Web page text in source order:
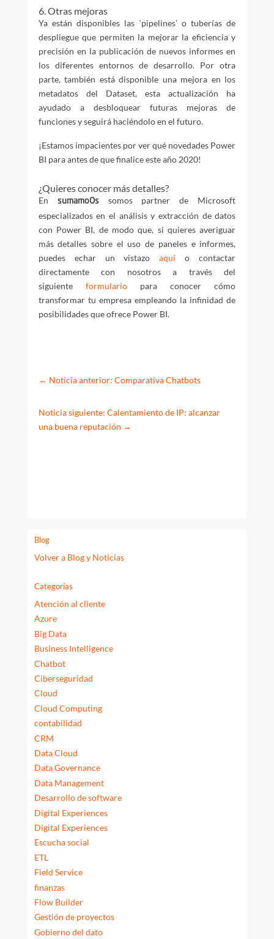
6. Otras mejoras
Ya están disponibles las ‘pipelines’ o tuberías de
despliegue que permiten la mejorar la eficiencia y
precisión en la publicación de nuevos informes en
los diferentes entornos de desarrollo. Por otra
parte, también está disponible una mejora en los
metadatos del Dataset, esta actualización ha
ayudado a desbloquear futuras mejoras de
funciones y seguirá haciéndolo en el futuro.
¡Estamos impacientes por ver qué novedades Power
BI para antes de que finalice este año 2020!
¿Quieres conocer más detalles?
En sumamoOssomos partner de Microsoft
especializados en el análisis y extracción de datos
con Power BI, de modo que, si quieres averiguar
más detalles sobre el uso de paneles e informes,
puedes echar un vistazoaquí
o contactar
directamente con nosotros a través del
siguiente formulario para conocer cómo
transformar tu empresa empleando la infinidad de
posibilidades que ofrece Power BI.
← Noticia anterior: Comparativa Chatbots
Noticia siguiente: Calentamiento de IP: alcanzar
una buena reputación →
Blog
Volver a Blog y Noticias
Categorías
Atención al cliente
Azure
Big Data
Business Intelligence
Chatbot
Ciberseguridad
Cloud
Cloud Computing
contabilidad
CRM
Data Cloud
Data Governance
Data Management
Desarrollo de software
Digital Experiences
Digital Experiences
Escucha social
ETL
Field Service
finanzas
Flow Builder
Gestión de proyectos
Gobierno del dato